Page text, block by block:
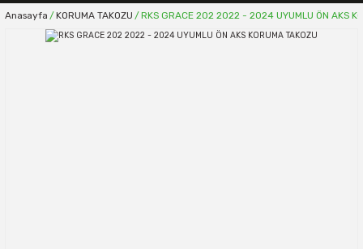
Anasayfa KORUMA TAKOZU RKS GRACE 202 2022 - 2024 UYUMLU ÖN AKS